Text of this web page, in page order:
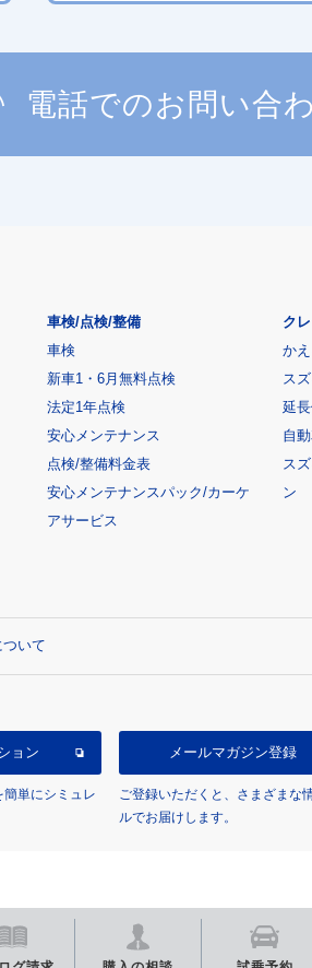
電話でのお問い合
車検/点検/整備
車検
新車1・6月無料点検
法定1年点検
安心メンテナンス
点検/整備料金表
安心メンテナンスパック/カーケ
アサービス
ク
か
ス
延
自
ス
ン
いて
ョン
単にシミュレ
メールマガジン登録
ご登録いただくと、さまざまな
ルでお届けします。